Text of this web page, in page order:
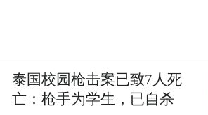
泰国校园枪击案已致7人死
亡：枪手为学生，已自杀